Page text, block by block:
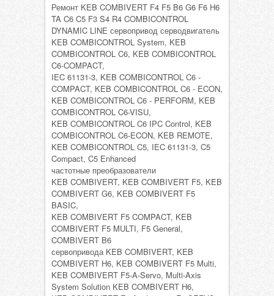
Ремонт KEB COMBIVERT F4 F5 B6 G6 F6 H6
TA C6 C5 F3 S4 R4 COMBICONTROL
DYNAMIC LINE сервопривод серводвигатель
KEB COMBICONTROL System, KEB
COMBICONTROL C6, KEB COMBICONTROL
C6-COMPACT,
IEC 61131-3, KEB COMBICONTROL C6 -
COMPACT, KEB COMBICONTROL C6 - ECON,
KEB COMBICONTROL C6 - PERFORM, KEB
COMBICONTROL C6-VISU,
KEB COMBICONTROL C6 IPC Control, KEB
COMBICONTROL C6-ECON, KEB REMOTE,
KEB COMBICONTROL C5, IEC 61131-3, C5
Compact, C5 Enhanced
частотные преобразователи
KEB COMBIVERT, KEB COMBIVERT F5, KEB
COMBIVERT G6, KEB COMBIVERT F5
BASIC,
KEB COMBIVERT F5 COMPACT, KEB
COMBIVERT F5 MULTI, F5 General,
COMBIVERT B6
сервопривода KEB COMBIVERT, KEB
COMBIVERT H6, KEB COMBIVERT F5 Multi,
KEB COMBIVERT F5-A-Servo, Multi-Axis
System Solution KEB COMBIVERT H6,